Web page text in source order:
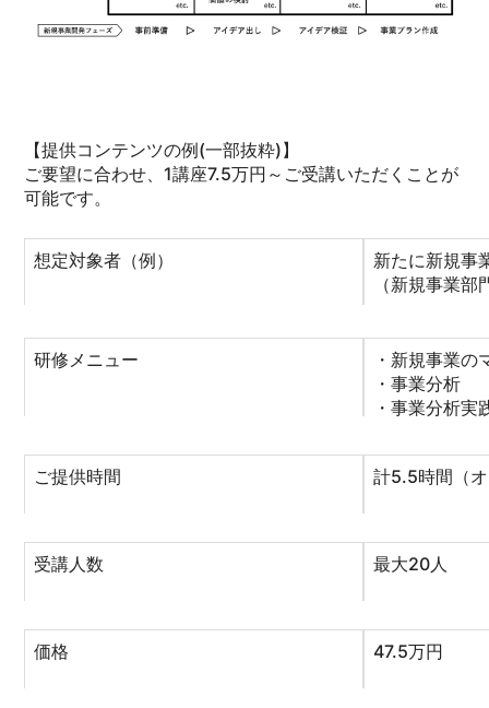
【提供コンテンツの例(一部抜粋)】
ご要望に合わせ、1講座7.5万円～ご受講いただくことが
可能です。
想定対象者（例）
新たに新規事
（新規事業
研修メニュー
・新規事業の
・事業分析
・事業分析実
ご提供時間 計5.5時間（
受講人数 最大20人
価格 47.5万円